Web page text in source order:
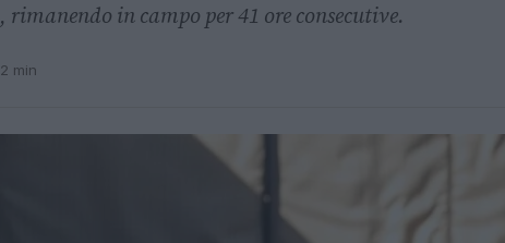
in campo per 41 ore consecutive.
2 min